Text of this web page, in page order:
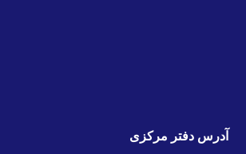
آدرس دفتر مرکزی